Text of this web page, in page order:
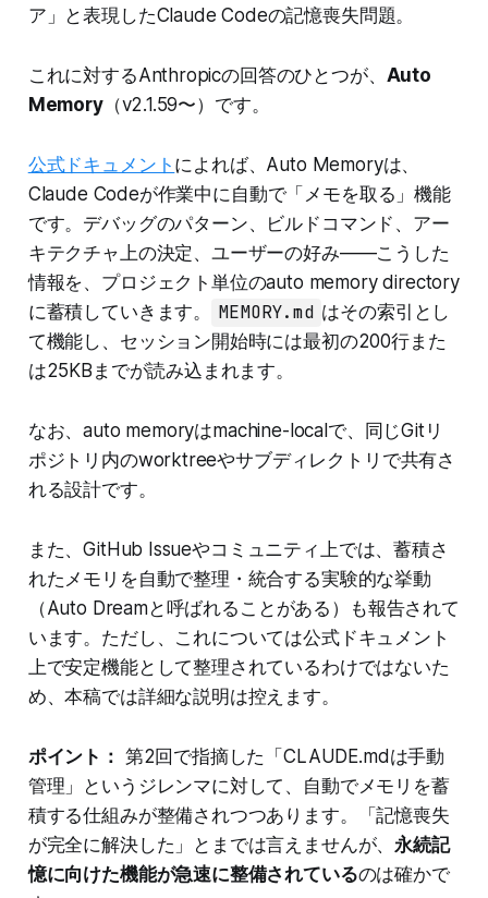
ア」と表現したClaude Codeの記憶喪失問題。
これに対するAnthropicの回答のひとつが、 Auto
Memory（v2.1.59〜）です。
公式ドキュメント によれば、Auto Memoryは、
Claude Codeが作業中に自動で「メモを取る」機能
です。デバッグのパターン、ビルドコマンド、アー
キテクチャ上の決定、ユーザーの好み——こうした
情報を、プロジェクト単位のauto memory directory
に蓄積していきます。
MEMORY.md はその索引とし
て機能し、セッション開始時には最初の200行また
は25KBまでが読み込まれます。
なお、auto memoryはmachine-localで、同じGitリ
ポジトリ内のworktreeやサブディレクトリで共有さ
れる設計です。
また、GitHub Issueやコミュニティ上では、蓄積さ
れたメモリを自動で整理・統合する実験的な挙動
（Auto Dreamと呼ばれることがある）も報告されて
います。ただし、これについては公式ドキュメント
上で安定機能として整理されているわけではないた
め、本稿では詳細な説明は控えます。
ポイント： 第2回で指摘した「CLAUDE.mdは手動
管理」というジレンマに対して、自動でメモリを蓄
積する仕組みが整備されつつあります。「記憶喪失
が完全に解決した」とまでは言えませんが、永続記
憶に向けた機能が急速に整備されているのは確かで